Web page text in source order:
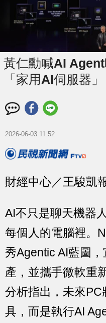
黃仁勳喊AI
「家用AI伺服器」
2026-06-03 11:52
財經中心／王駿凱
AI不只是聊天機器
每個人的電腦裡。
秀Agentic AI藍圖
產，並攜手微軟重
分析指出，未來
具，而是執行AI